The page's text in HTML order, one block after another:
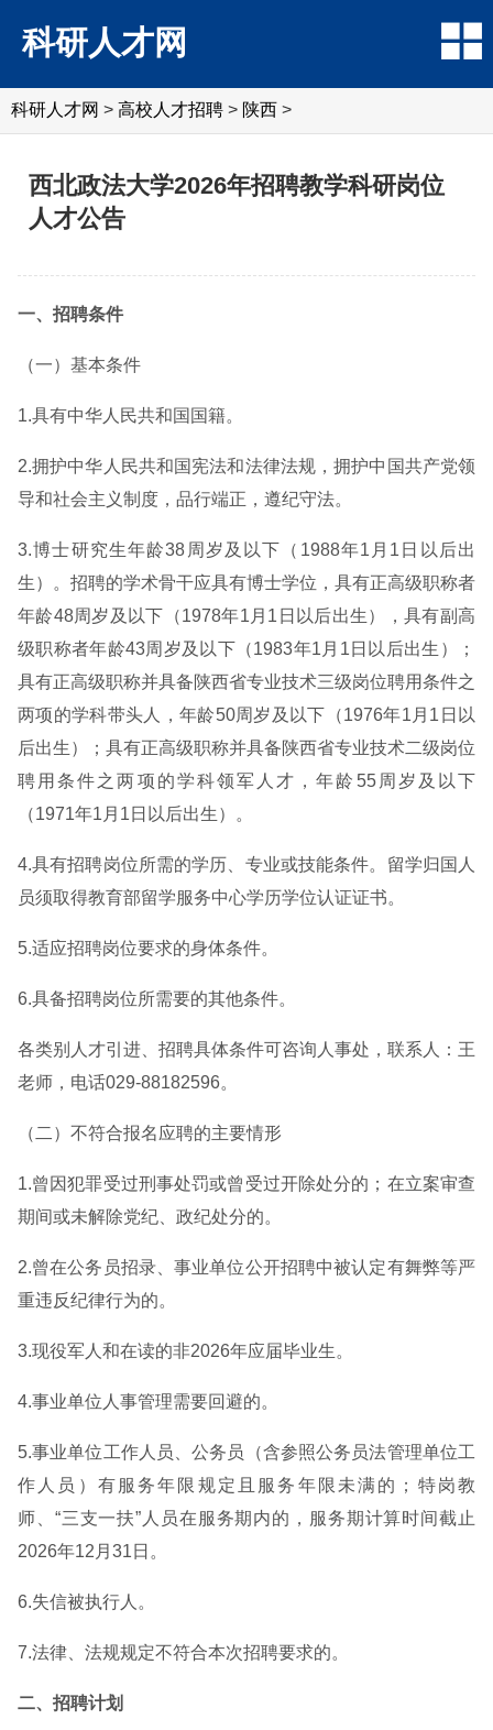
科研人才网
科研人才网 > 高校人才招聘 > 陕西 >
西北政法大学2026年招聘教学科研岗位
人才公告
一、招聘条件
（一）基本条件
1.具有中华人民共和国国籍。
2.拥护中华人民共和国宪法和法律法规，拥护中国共产党领
导和社会主义制度，品行端正，遵纪守法。
3.博士研究生年龄38周岁及以下（1988年1月1日以后出
生）。招聘的学术骨干应具有博士学位，具有正高级职称者
年龄48周岁及以下（1978年1月1日以后出生），具有副高
级职称者年龄43周岁及以下（1983年1月1日以后出生）；
具有正高级职称并具备陕西省专业技术三级岗位聘用条件之
两项的学科带头人，年龄50周岁及以下（1976年1月1日以
后出生）；具有正高级职称并具备陕西省专业技术二级岗位
聘用条件之两项的学科领军人才，年龄55周岁及以下
（1971年1月1日以后出生）。
4.具有招聘岗位所需的学历、专业或技能条件。留学归国人
员须取得教育部留学服务中心学历学位认证证书。
5.适应招聘岗位要求的身体条件。
6.具备招聘岗位所需要的其他条件。
各类别人才引进、招聘具体条件可咨询人事处，联系人：王
老师，电话029-88182596。
（二）不符合报名应聘的主要情形
1.曾因犯罪受过刑事处罚或曾受过开除处分的；在立案审查
期间或未解除党纪、政纪处分的。
2.曾在公务员招录、事业单位公开招聘中被认定有舞弊等严
重违反纪律行为的。
3.现役军人和在读的非2026年应届毕业生。
4.事业单位人事管理需要回避的。
5.事业单位工作人员、公务员（含参照公务员法管理单位工
作人员）有服务年限规定且服务年限未满的；特岗教
师、“三支一扶”人员在服务期内的，服务期计算时间截止
2026年12月31日。
6.失信被执行人。
7.法律、法规规定不符合本次招聘要求的。
二、招聘计划